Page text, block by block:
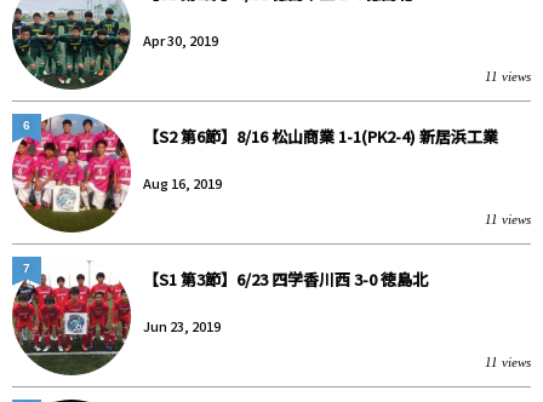
Apr 30, 2019
11 views
【S2 第6節】8/16 松山商業 1-1(PK2-4) 新居浜工業
Aug 16, 2019
11 views
6
【S1 第3節】6/23 四学香川西 3-0 徳島北
Jun 23, 2019
11 views
7